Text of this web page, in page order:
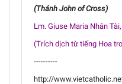
(Thánh John of Cross)
Lm. Giuse Maria Nhân
(Trích dịch từ tiếng Hoa
----------
http://